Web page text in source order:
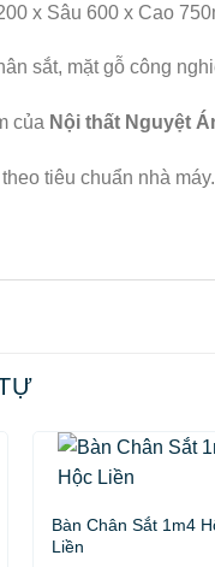
x Sâu 600 x Cao
sắt, mặt gỗ công
của Nội thất Nguyệt
tiêu chuẩn nhà máy.
Bàn Chân Sắt 1m4
Liền